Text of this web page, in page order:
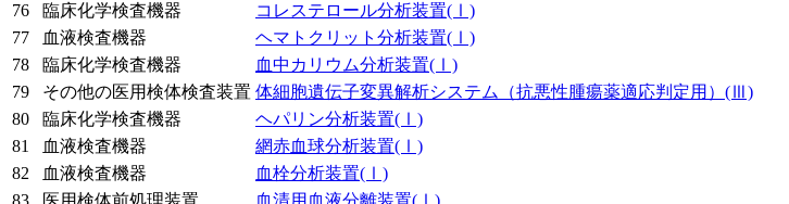
76
臨床化学検査機器 コレステロール分析装置(Ⅰ)
77
血液検査機器 ヘマトクリット分析装置(Ⅰ)
78
臨床化学検査機器 血中カリウム分析装置(Ⅰ)
79
その他の医用検体検査装置 体細胞遺伝子変異解析システム（抗悪性腫瘍薬適応判定用） (Ⅲ)
80
臨床化学検査機器 ヘパリン分析装置(Ⅰ)
81
血液検査機器 網赤血球分析装置(Ⅰ)
82
血液検査機器 血栓分析装置(Ⅰ)